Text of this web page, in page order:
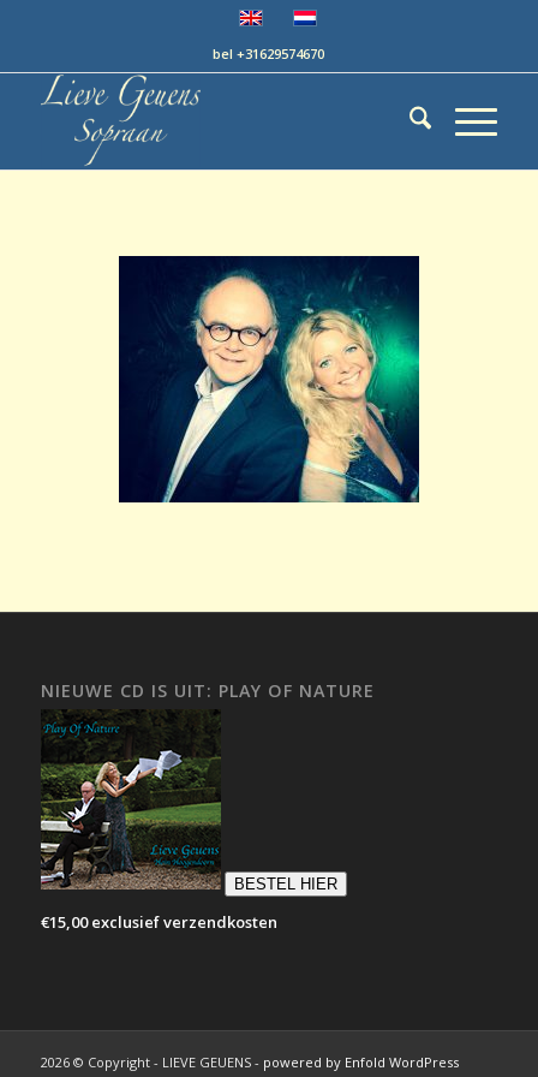
bel +31629574670
NIEUWE CD IS UIT: PLAY OF NATURE
BESTEL HIER
€15,00 exclusief verzendkosten
2026 © Copyright - LIEVE GEUENS - powered by Enfold WordPress